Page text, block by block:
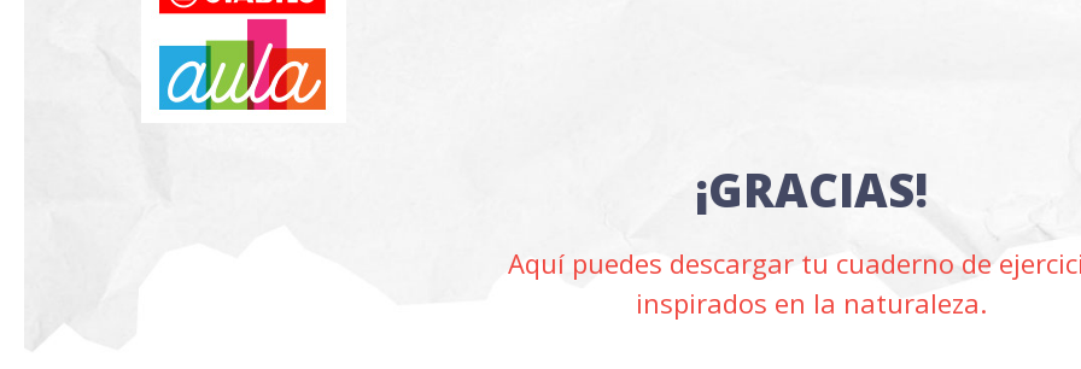
¡GRACIAS!
Aquí puedes descargar tu cuaderno de
inspirados en la naturaleza.